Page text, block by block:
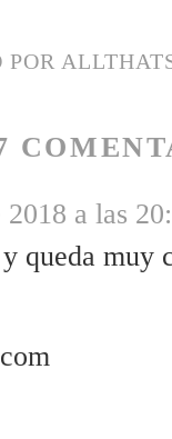
a las
queda muy